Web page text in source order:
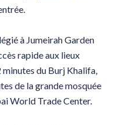
à Jumeirah Garden
rapide aux lieux
du Burj Khalifa,
de la grande mosquée
World Trade Center.